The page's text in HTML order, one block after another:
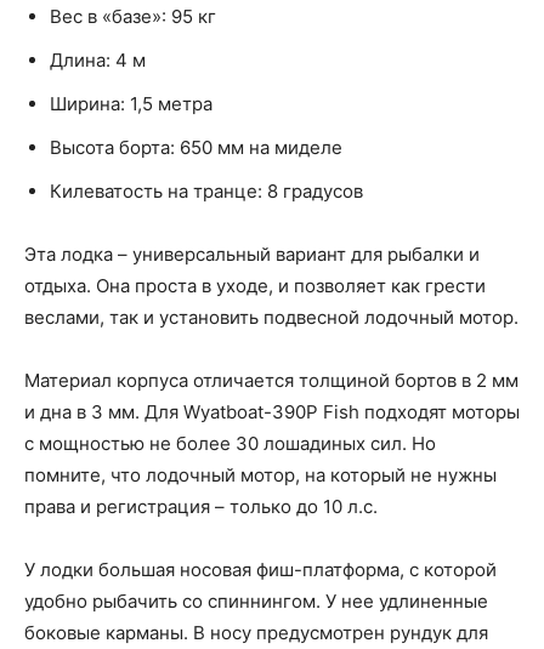
Вес в «базе»: 95 кг
Длина: 4 м
Ширина: 1,5 метра
Высота борта: 650 мм на миделе
Килеватость на транце: 8 градусов
Эта лодка – универсальный вариант для рыбалки и
отдыха. Она проста в уходе, и позволяет как грести
веслами, так и установить подвесной лодочный мотор.
Материал корпуса отличается толщиной бортов в 2 мм
и дна в 3 мм. Для Wyatboat-390Р Fish подходят моторы
с мощностью не более 30 лошадиных сил. Но
помните, что лодочный мотор, на который не нужны
права и регистрация – только до 10 л.с.
У лодки большая носовая фиш-платформа, с которой
удобно рыбачить со спиннингом. У нее удлиненные
боковые карманы. В носу предусмотрен рундук для